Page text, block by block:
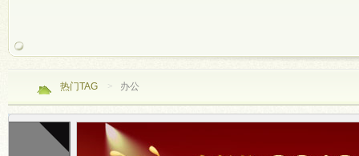
热门TAG > 办公